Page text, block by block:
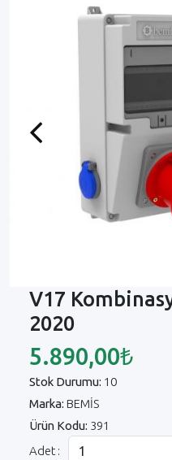
Previous
V17
2020
5.890,00₺
Stok Durumu: 10
Marka: BEMİS
Ürün Kodu: 391
Adet :